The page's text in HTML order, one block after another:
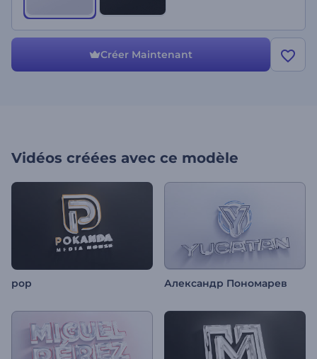
Créer Maintenant
Vidéos créées avec ce modèle
pop Александр Пономарев